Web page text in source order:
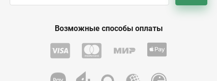
Возможные способы оплаты